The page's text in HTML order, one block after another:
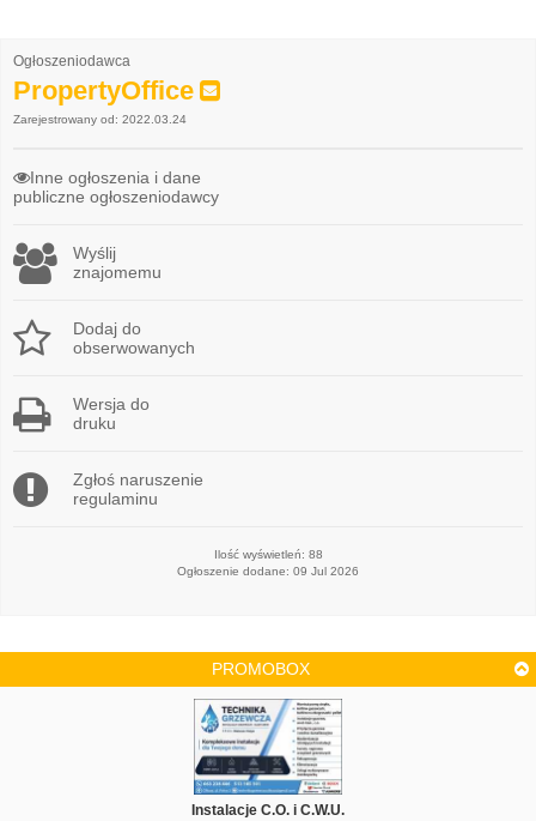
Ogłoszeniodawca
PropertyOffice
Zarejestrowany od: 2022.03.24
Inne ogłoszenia i dane
publiczne ogłoszeniodawcy
Wyślij
znajomemu
Dodaj do
obserwowanych
Wersja do
druku
Zgłoś naruszenie
regulaminu
Ilość wyświetleń: 88
Ogłoszenie dodane: 09 Jul 2026
PROMOBOX
Instalacje C.O. i C.W.U.